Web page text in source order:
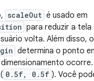
scaleOut é usado em
para reduzir a tela
volta. Além disso,
determina o ponto
0.5f, 0.5f ). Você